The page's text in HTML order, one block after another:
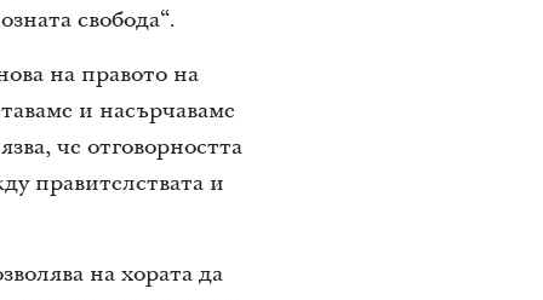
свобода“.
на правото на
и насърчаваме
че отговорността
правителствата и
на хората да